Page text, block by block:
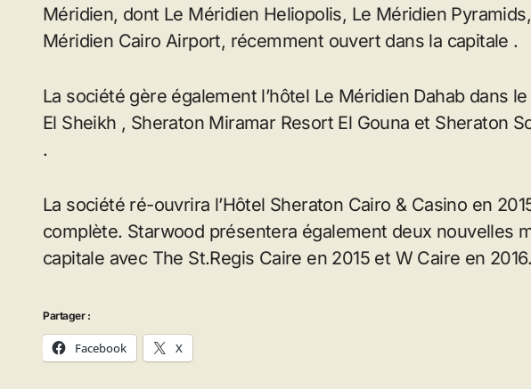
Méridien, dont Le Méridien Heliopolis, Le Méridien
Méridien Cairo Airport, récemment ouvert dans la capitale .
La société gère également l’hôtel Le Méridien Dahab dans
El Sheikh , Sheraton Miramar Resort El Gouna et Sheraton
.
La société ré-ouvrira l’Hôtel Sheraton Cairo & Casino en
complète. Starwood présentera également deux nouvelles
capitale avec The St.Regis Caire en 2015 et W Caire en 2016.
Partager :
Facebook X